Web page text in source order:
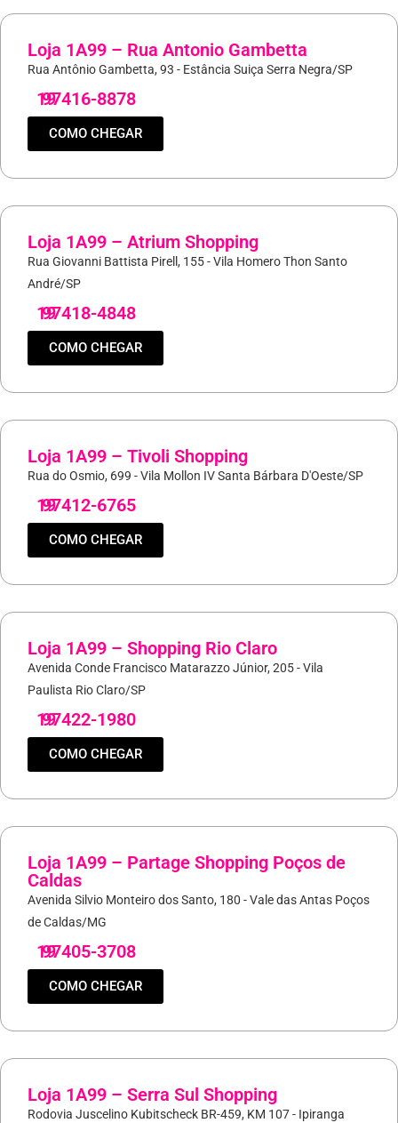
Loja 1A99 – Rua Antonio Gambetta
Rua Antônio Gambetta, 93 - Estância Suiça Serra Negra/SP
19
97416-8878
COMO CHEGAR
Loja 1A99 – Atrium Shopping
Rua Giovanni Battista Pirell, 155 - Vila Homero Thon Santo
André/SP
19
97418-4848
COMO CHEGAR
Loja 1A99 – Tivoli Shopping
Rua do Osmio, 699 - Vila Mollon IV Santa Bárbara D'Oeste/SP
19
97412-6765
COMO CHEGAR
Loja 1A99 – Shopping Rio Claro
Avenida Conde Francisco Matarazzo Júnior, 205 - Vila
Paulista Rio Claro/SP
19
97422-1980
COMO CHEGAR
Loja 1A99 – Partage Shopping Poços de
Caldas
Avenida Silvio Monteiro dos Santo, 180 - Vale das Antas Poços
de Caldas/MG
19
97405-3708
COMO CHEGAR
Loja 1A99 – Serra Sul Shopping
Rodovia Juscelino Kubitscheck BR-459, KM 107 - Ipiranga